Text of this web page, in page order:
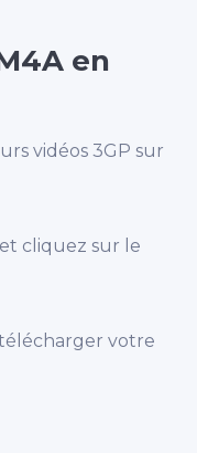
en
vidéos 3GP sur
cliquez sur le
votre